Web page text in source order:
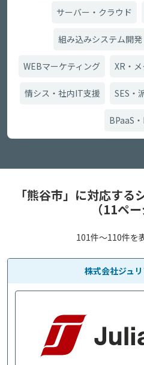
サーバー・クラウド
組み込みシステム開発
WEBマーケティング XR・
情シス・社内IT支援 SES・
BPaaS
「熊谷市」に対応する
（11ペー
101件〜110件を
株式会社ジュ